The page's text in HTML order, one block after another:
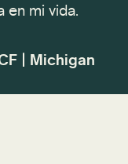
en mi vida.
| Michigan